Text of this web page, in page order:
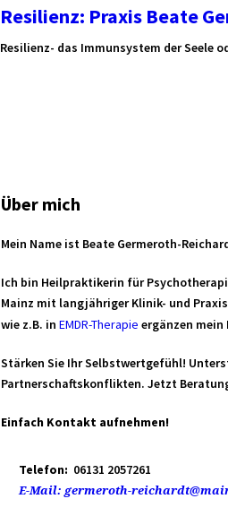
Resilienz: Praxis Beate
Resilienz- das Immunsystem der Seele
Über mich
Mein Name ist Beate Germeroth-
Ich bin Heilpraktikerin für
Mainz mit langjähriger Klinik- und
wie z.B. in EMDR-Therapie ergänzen
Stärken Sie Ihr Selbstwertgefühl!
Partnerschaftskonflikten. Jetzt
Einfach Kontakt aufnehmen!
Telefon: 06131 2057261
E-Mail: germeroth-